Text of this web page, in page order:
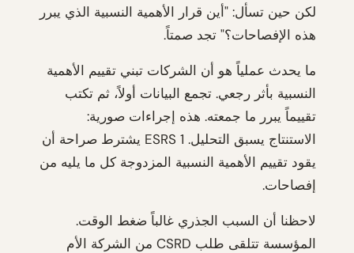
لكن حين تسأل: "أين قرار الأهمية النسبية الذي يبرر
هذه الإفصاحات؟" تجد صمتاً.
ما يحدث عملياً هو أن الشركات تبني تقييم الأهمية
النسبية بأثر رجعي. تجمع البيانات أولاً، ثم تكتب
تقييماً يبرر ما جمعته. هذه إجراءات صورية:
الاستنتاج يسبق التحليل. ESRS 1 يشترط صراحة أن
يقود تقييم الأهمية النسبية المزدوجة كل ما يليه من
إفصاحات.
لاحظنا أن السبب الجذري غالباً ضغط الوقت.
المؤسسة تتلقى طلب CSRD من الشركة الأم